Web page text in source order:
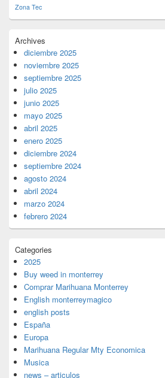
Zona Tec
Archives
diciembre 2025
noviembre 2025
septiembre 2025
julio 2025
junio 2025
mayo 2025
abril 2025
enero 2025
diciembre 2024
septiembre 2024
agosto 2024
abril 2024
marzo 2024
febrero 2024
Categories
2025
Buy weed in monterrey
Comprar Marihuana Monterrey
English monterreymagico
english posts
España
Europa
Marihuana Regular Mty Economica
Musica
news – articulos